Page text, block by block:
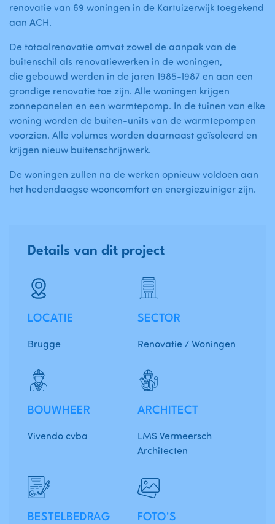
renovatie van 69 woningen in de Kartuizerwijk toegekend
aan ACH.
De totaalrenovatie omvat zowel de aanpak van de
buitenschil als renovatiewerken in de woningen,
die gebouwd werden in de jaren 1985-1987 en aan een
grondige renovatie toe zijn. Alle woningen krijgen
zonnepanelen en een warmtepomp. In de tuinen van elke
woning worden de buiten-units van de warmtepompen
voorzien. Alle volumes worden daarnaast geïsoleerd en
krijgen nieuw buitenschrijnwerk.
De woningen zullen na de werken opnieuw voldoen aan
het hedendaagse wooncomfort en energiezuiniger zijn.
LOCATIE
Brugge
SECTOR
Renovatie / Woningen
BOUWHEER
Vivendo cvba
ARCHITECT
LMS Vermeersch
Architecten
BESTELBEDRAG FOTO'S
Details van dit project